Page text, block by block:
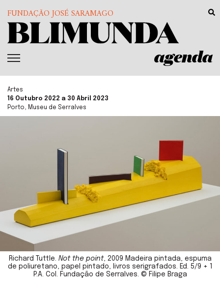
FUNDAÇÃO JOSÉ SARAMAGO
agenda
Artes
16 Outubro 2022 a 30 Abril 2023
Porto, Museu de Serralves
Richard Tuttle. Not the point, 2009 Madeira pintada, espuma
de poliuretano, papel pintado, livros serigrafados. Ed. 5/9 + 1
P.A. Col. Fundação de Serralves. © Filipe Braga